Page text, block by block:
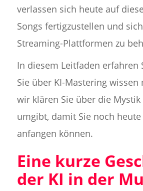
verlassen sich heute auf
Songs fertigzustellen und
Streaming-Plattformen zu
In diesem Leitfaden erfahren
Sie über KI-Mastering wissen
wir klären Sie über die Mystik
umgibt, damit Sie noch
anfangen können.
Eine kurze
der KI in der